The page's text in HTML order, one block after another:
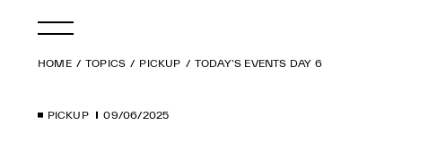
HOME TOPICS PICKUP TODAY’S EVENTS DAY 6
PICKUP 09/06/2025